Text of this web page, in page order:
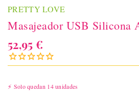
PRETTY LOVE
Masajeador USB Silicona
52,95 €
⚡ Solo quedan 14 unidades